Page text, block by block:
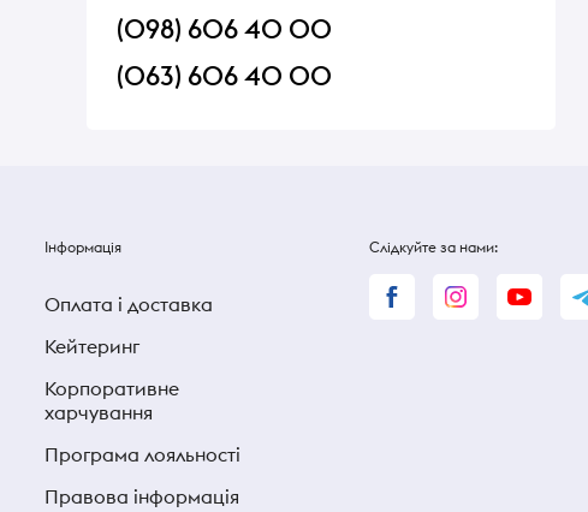
(098) 606 40 00
(063) 606 40 00
Інформація
Оплата і доставка
Кейтеринг
Корпоративне
харчування
Програма лояльності
Правова інформація
Слідкуйте за нами: